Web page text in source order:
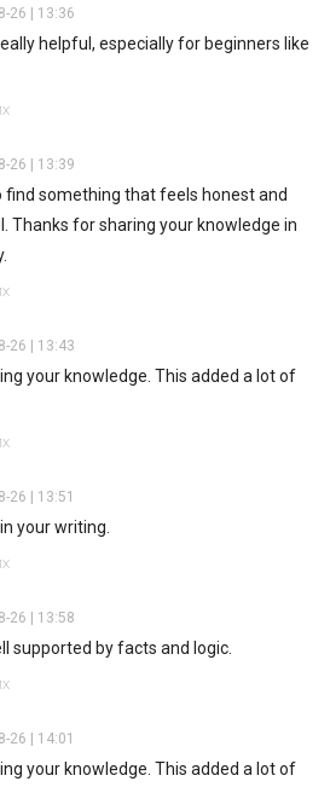
26 | 13:36
helpful, especially for beginners like
26 | 13:39
find something that feels honest and
Thanks for sharing your knowledge in
26 | 13:43
your knowledge. This added a lot of
26 | 13:51
your writing.
26 | 13:58
supported by facts and logic.
26 | 14:01
your knowledge. This added a lot of